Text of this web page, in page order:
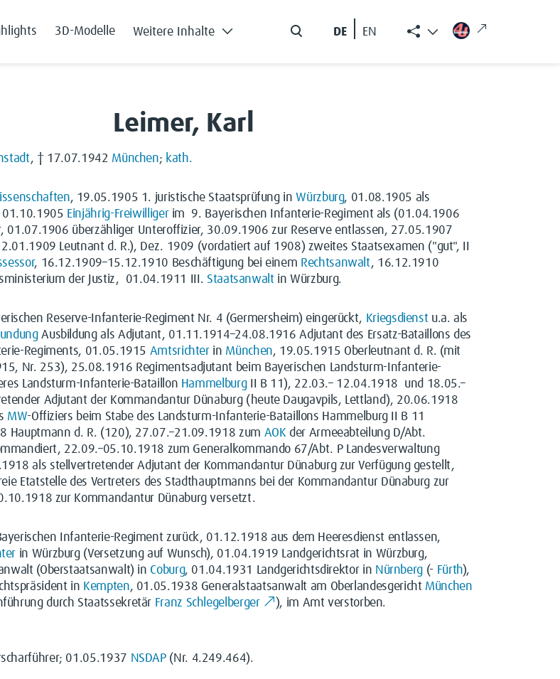
3D-Modelle Weitere Inhalte DE EN
Leimer, Karl
, † 17.07.1942 München; kath.
, 19.05.1905 1. juristische Staatsprüfung inWürzburg, 01.08.1905 als
01.10.1905 Einjährig-Freiwilligerim 9. Bayerischen Infanterie-Regiment als (01.04.1906
01.07.1906 überzähliger Unteroffizier, 30.09.1906 zur Reserve entlassen, 27.05.1907
Leutnant d. R.), Dez. 1909 (vordatiert auf 1908) zweites Staatsexamen ("gut", II
, 16.12.1909–15.12.1910 Beschäftigung bei einem Rechtsanwalt, 16.12.1910
der Justiz, 01.04.1911 III. Staatsanwaltin Würzburg.
Reserve-Infanterie-Regiment Nr. 4 (Germersheim) eingerückt, Kriegsdienstu.a. als
Ausbildung als Adjutant, 01.11.1914–24.08.1916 Adjutant des Ersatz-Bataillons des
Regiments, 01.05.1915 Amtsrichterin München, 19.05.1915 Oberleutnant d. R. (mit
Nr. 253), 25.08.1916 Regimentsadjutant beim Bayerischen Landsturm-Infanterie-
Landsturm-Infanterie-Bataillon HammelburgII B 11), 22.03.– 12.04.1918 und 18.05.–
Adjutant der Kommandantur Dünaburg (heute Daugavpils, Lettland), 20.06.1918
MW-Offiziers beim Stabe des Landsturm-Infanterie-Bataillons Hammelburg II B 11
Hauptmann d. R. (120), 27.07.–21.09.1918 zum AOKder Armeeabteilung D/Abt.
22.09.–05.10.1918 zum Generalkommando 67/Abt. P Landesverwaltung
als stellvertretender Adjutant der Kommandantur Dünaburg zur Verfügung gestellt,
Etatstelle des Vertreters des Stadthauptmanns bei der Kommandantur Dünaburg zur
zur Kommandantur Dünaburg versetzt.
Infanterie-Regiment zurück, 01.12.1918 aus dem Heeresdienst entlassen,
in Würzburg (Versetzung auf Wunsch), 01.04.1919 Landgerichtsrat in Würzburg,
(Oberstaatsanwalt) in Coburg, 01.04.1931 Landgerichtsdirektor in Nürnberg (- Fürth),
in Kempten, 01.05.1938 Generalstaatsanwalt am Oberlandesgericht München
durch Staatssekretär Franz Schlegelberger ), im Amt verstorben.
01.05.1937 NSDAP(Nr. 4.249.464).